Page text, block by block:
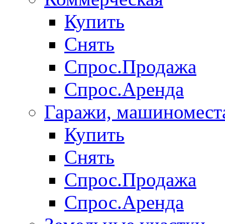
Купить
Снять
Спрос.Продажа
Спрос.Аренда
Гаражи,
Купить
Снять
Спрос.Продажа
Спрос.Аренда